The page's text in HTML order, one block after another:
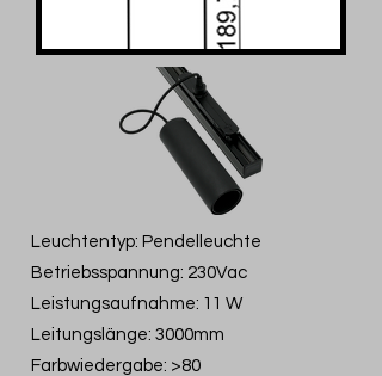
Leuchtentyp: Pendelleuchte
Betriebsspannung: 230Vac
Leistungsaufnahme: 11 W
Leitungslänge: 3000mm
Farbwiedergabe: >80